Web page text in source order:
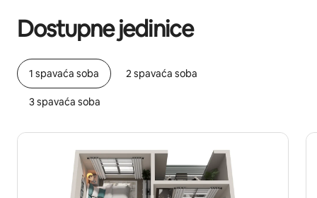
Dostupne jedinice
1 spavaća soba 2 spavaća soba
3 spavaća soba